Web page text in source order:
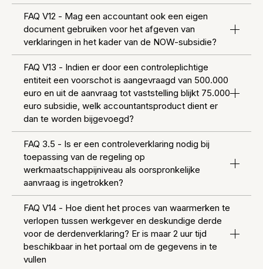
FAQ V12 - Mag een accountant ook een eigen
document gebruiken voor het afgeven van
verklaringen in het kader van de NOW-subsidie?
FAQ V13 - Indien er door een controleplichtige
entiteit een voorschot is aangevraagd van 500.000
euro en uit de aanvraag tot vaststelling blijkt 75.000
euro subsidie, welk accountantsproduct dient er
dan te worden bijgevoegd?
FAQ 3.5 - Is er een controleverklaring nodig bij
toepassing van de regeling op
werkmaatschappijniveau als oorspronkelijke
aanvraag is ingetrokken?
FAQ V14 - Hoe dient het proces van waarmerken te
verlopen tussen werkgever en deskundige derde
voor de derdenverklaring? Er is maar 2 uur tijd
beschikbaar in het portaal om de gegevens in te
vullen